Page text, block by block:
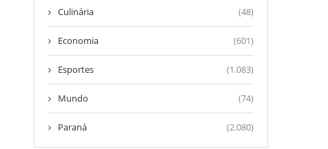
Culinária (48)
Economia (601)
Esportes (1.083)
Mundo (74)
Paraná (2.080)